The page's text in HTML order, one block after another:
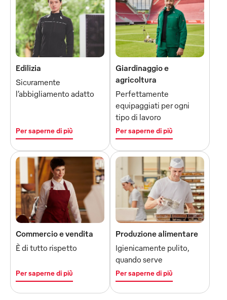
Edilizia
Sicuramente
l’abbigliamento adatto
Per saperne di più
Giardinaggio e
agricoltura
Perfettamente
equipaggiati per ogni
tipo di lavoro
Per saperne di più
Commercio e vendita
È di tutto rispetto
Per saperne di più
Produzione alimentare
Igienicamente pulito,
quando serve
Per saperne di più